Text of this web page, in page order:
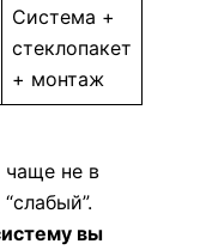
Система +
стеклопакет
+ монтаж
чаще не в
вы